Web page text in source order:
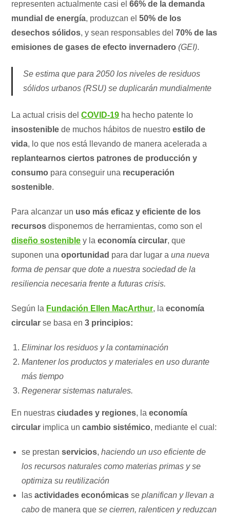
representen actualmente casi el 66% de la demanda
mundial de energía, produzcan el50% de los
desechos sólidos, y sean responsables del70% de las
emisiones de gases de efecto invernadero (GEI).
Se estima que para 2050 los niveles de residuos
sólidos urbanos (RSU) se duplicarán mundialmente
La actual crisis delCOVID-19 ha hecho patente lo
insostenible de muchos hábitos de nuestroestilo de
vida, lo que nos está llevando de manera acelerada a
replantearnos ciertos patrones de producción y
consumo para conseguir una recuperación
sostenible.
Para alcanzar un uso más eficaz y eficiente de los
recursos disponemos de herramientas, como son el
diseño sostenible y laeconomía circular, que
suponen unaoportunidad para dar lugar auna nueva
forma de pensar que dote a nuestra sociedad de la
resiliencia necesaria frente a futuras crisis.
Según la Fundación Ellen MacArthur, laeconomía
circular se basa en3 principios:
Eliminar los residuos y la contaminación
Mantener los productos y materiales en uso durante
más tiempo
Regenerar sistemas naturales.
En nuestrasciudades y regiones, laeconomía
circular implica uncambio sistémico, mediante el cual:
se prestanservicios,haciendo un uso eficiente de
los recursos naturales como materias primas y se
optimiza su reutilización
lasactividades económicas se planifican y llevan a
cabo de manera quese cierren, ralenticen y reduzcan